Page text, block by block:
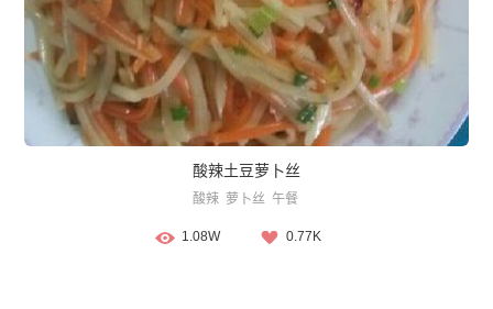
酸辣土豆萝卜丝
酸辣 萝卜丝 午餐
1.08W 0.77K